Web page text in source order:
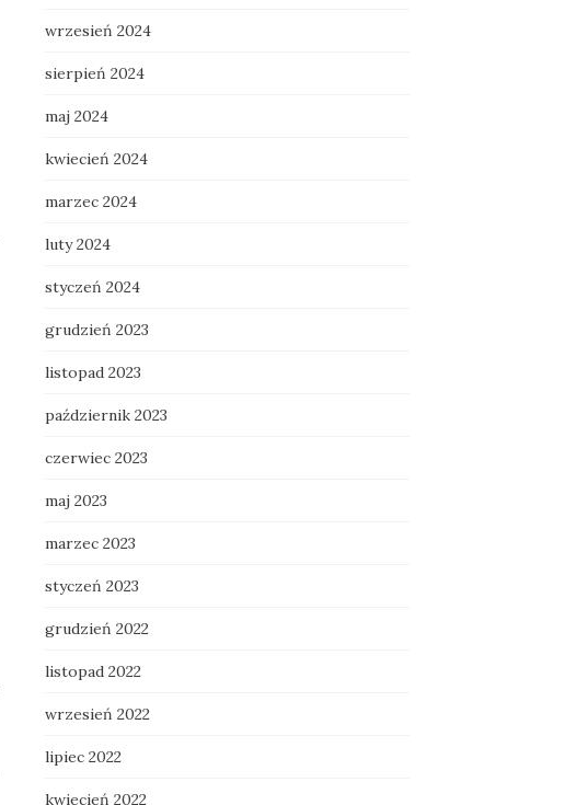
wrzesień 2024
sierpień 2024
maj 2024
kwiecień 2024
marzec 2024
luty 2024
styczeń 2024
grudzień 2023
listopad 2023
październik 2023
czerwiec 2023
maj 2023
marzec 2023
styczeń 2023
grudzień 2022
listopad 2022
wrzesień 2022
lipiec 2022
kwiecień 2022